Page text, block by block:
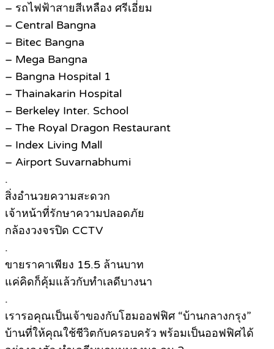
– รถไฟฟ้าสายสีเหลือง ศรีเอี่ยม
– Central Bangna
– Bitec Bangna
– Mega Bangna
– Bangna Hospital 1
– Thainakarin Hospital
– Berkeley Inter. School
– The Royal Dragon Restaurant
– Index Living Mall
– Airport Suvarnabhumi
.
สิ่งอำนวยความสะดวก
เจ้าหน้าที่รักษาความปลอดภัย
กล้องวงจรปิด CCTV
.
ขายราคาเพียง 15.5 ล้านบาท
แค่คิดก็คุ้มแล้วกับทำเลดีบางนา
.
เรารอคุณเป็นเจ้าของกับโฮมออฟฟิศ “บ้านกลางกรุง”
บ้านที่ให้คุณใช้ชีวิตกับครอบครัว พร้อมเป็นออฟฟิศได้